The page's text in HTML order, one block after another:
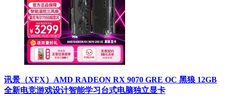
讯景（XFX）AMD RADEON RX 9070 GRE OC 黑狼 12GB
全新电竞游戏设计智能学习台式电脑独立显卡